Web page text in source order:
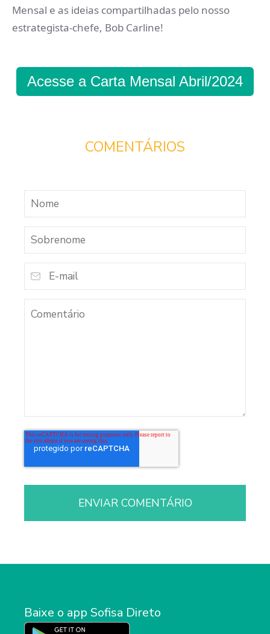
Mensal e as ideias compartilhadas pelo nosso
estrategista-chefe, Bob Carline!
Acesse a Carta Mensal Abril/2024
COMENTÁRIOS
Baixe o app Sofisa Direto